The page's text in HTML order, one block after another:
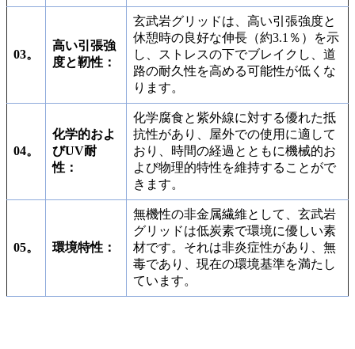
03。
高い引張強
度と靭性：
玄武岩グリッドは、高い引張強度と
休憩時の良好な伸長（約3.1％）を示
し、ストレスの下でブレイクし、道
路の耐久性を高める可能性が低くな
ります。
04。
化学的およ
びUV耐
性：
化学腐食と紫外線に対する優れた抵
抗性があり、屋外での使用に適して
おり、時間の経過とともに機械的お
よび物理的特性を維持することがで
きます。
05。 環境特性：
無機性の非金属繊維として、玄武岩
グリッドは低炭素で環境に優しい素
材です。それは非炎症性があり、無
毒であり、現在の環境基準を満たし
ています。